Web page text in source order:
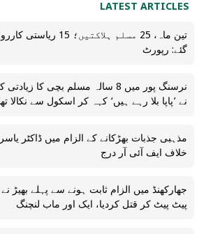
LATEST ARTICLES
تین ماہ، 25 مسلم
گئے: رپورٹ
نرسنگ پور میں 8 سالہ مسلم بچی کا
نے ’پاپا بلا رہے ہیں‘ کہہ کر اسکول سے نکالا
مذہبی جذبات بھڑکانے کے الزام میں ڈاکٹر
خلاف ایف آئی آر درج
جھارکھنڈ میں الزام ثابت ہونے سے پہلے
پیٹ پیٹ کر قتل کردیا، ایک اور ماب لنچنگ